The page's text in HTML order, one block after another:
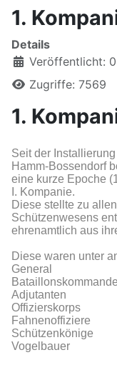
1.
Details
Veröffentlicht:
Zugriffe: 7569
1.
Seit der
Hamm-Bossendorf
eine kurze Epoche
I. Kompanie.
Diese stellte zu
Schützenwesens
ehrenamtlich aus
Diese waren unter
General
Adjutanten
Offizierskorps
Fahnenoffiziere
Schützenkönige
Vogelbauer